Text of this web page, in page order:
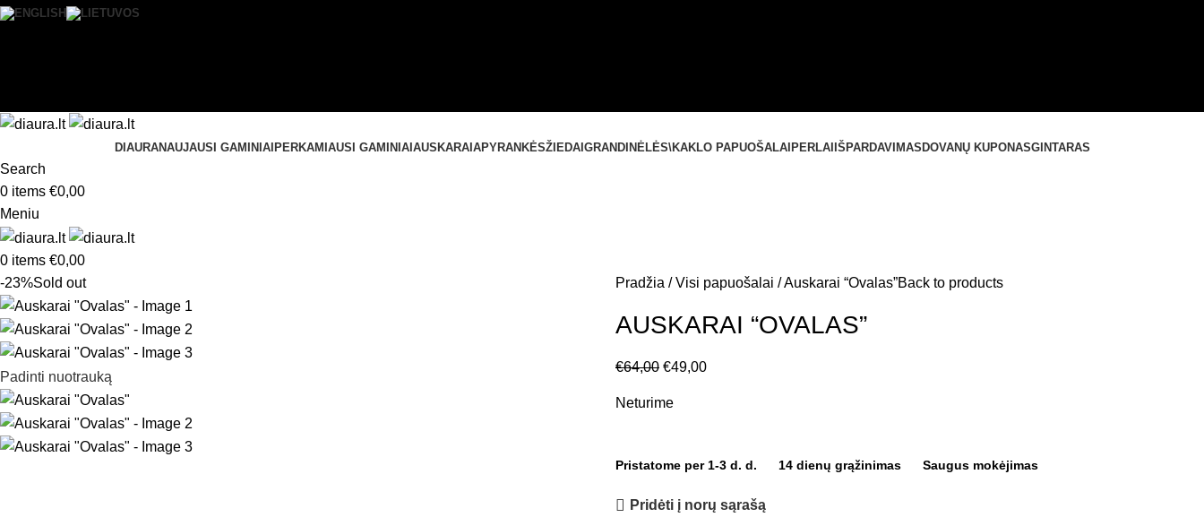
DIAURANAUJAUSI GAMINIAI PERKAMIAUSI GAMINIAI AUSKARAI APYRANKĖSŽIEDAI GRANDINĖLĖS\KAKLO PAPUOŠALAI PERLAI IŠPARDAVIMAS DOVANŲ KUPONASGINTARAS
Search
0 items €0,00
Meniu
0 items €0,00
-23%Sold out
Padinti nuotrauką
Pradžia Visi papuošalai Auskarai “Ovalas”Back to products
AUSKARAI “OVALAS”
€64,00 €49,00
Neturime
Pristatome per 1-3 d. d. 14 dienų grąžinimas Saugus mokėjimas
Pridėti į norų sąrašą